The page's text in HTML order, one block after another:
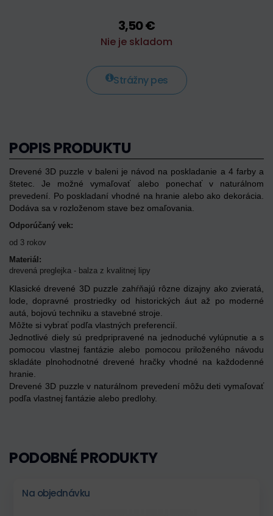
3,50 €
Nie je skladom
Strážny pes
POPIS PRODUKTU
Drevené 3D puzzle v baleni je návod na poskladanie a 4 farby a
štetec. Je možné vymaľovať alebo ponechať v naturálnom
prevedení. Po poskladaní vhodné na hranie alebo ako dekorácia.
Dodáva sa v rozloženom stave bez omaľovania.
Odporúčaný vek:
od 3 rokov
Materiál:
drevená preglejka - balza z kvalitnej lipy
Klasické drevené 3D puzzle zahŕňajú rôzne dizajny ako zvieratá,
lode, dopravné prostriedky od historických áut až po moderné
autá, bojovú techniku a stavebné stroje.
Môžte si vybrať podľa vlastných preferencií.
Jednotlivé diely sú predpripravené na jednoduché vylúpnutie a s
pomocou vlastnej fantázie alebo pomocou priloženého návodu
skladáte plnohodnotné drevené hračky vhodné na každodenné
hranie.
Drevené 3D puzzle v naturálnom prevedení môžu deti vymaľovať
podľa vlastnej fantázie alebo predlohy.
PODOBNÉ PRODUKTY
Na objednávku